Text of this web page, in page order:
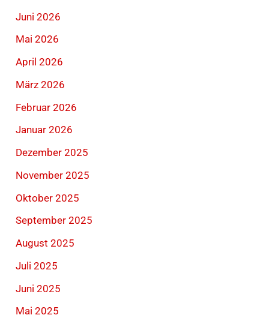
Juni 2026
Mai 2026
April 2026
März 2026
Februar 2026
Januar 2026
Dezember 2025
November 2025
Oktober 2025
September 2025
August 2025
Juli 2025
Juni 2025
Mai 2025